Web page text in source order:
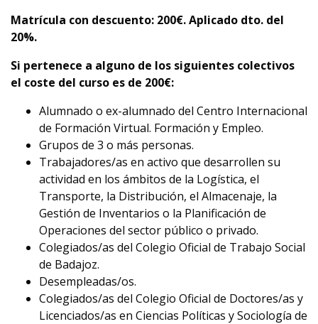
Matrícula con descuento: 200€. Aplicado dto. del
20%.
Si pertenece a alguno de los siguientes colectivos
el coste del curso es de 200€:
Alumnado o ex-alumnado del Centro Internacional
de Formación Virtual. Formación y Empleo.
Grupos de 3 o más personas.
Trabajadores/as en activo que desarrollen su
actividad en los ámbitos de la Logística, el
Transporte, la Distribución, el Almacenaje, la
Gestión de Inventarios o la Planificación de
Operaciones del sector público o privado.
Colegiados/as del Colegio Oficial de Trabajo Social
de Badajoz.
Desempleadas/os.
Colegiados/as del Colegio Oficial de Doctores/as y
Licenciados/as en Ciencias Políticas y Sociología de